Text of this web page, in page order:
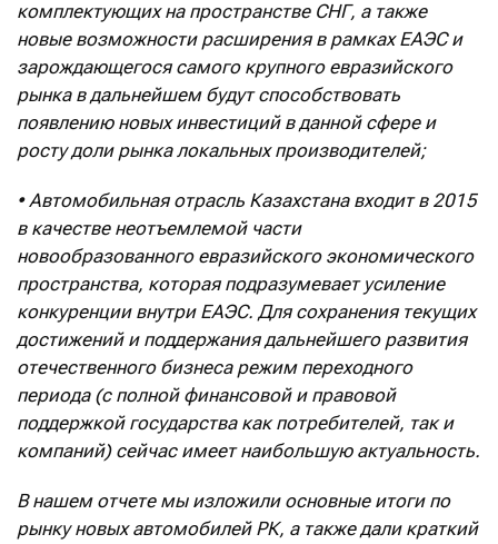
комплектующих на пространстве СНГ, а также
новые возможности расширения в рамках ЕАЭС и
зарождающегося самого крупного евразийского
рынка в дальнейшем будут способствовать
появлению новых инвестиций в данной сфере и
росту доли рынка локальных производителей;
• Автомобильная отрасль Казахстана входит в 2015
в качестве неотъемлемой части
новообразованного евразийского экономического
пространства, которая подразумевает усиление
конкуренции внутри ЕАЭС. Для сохранения текущих
достижений и поддержания дальнейшего развития
отечественного бизнеса режим переходного
периода (с полной финансовой и правовой
поддержкой государства как потребителей, так и
компаний) сейчас имеет наибольшую актуальность.
В нашем отчете мы изложили основные итоги по
рынку новых автомобилей РК, а также дали краткий